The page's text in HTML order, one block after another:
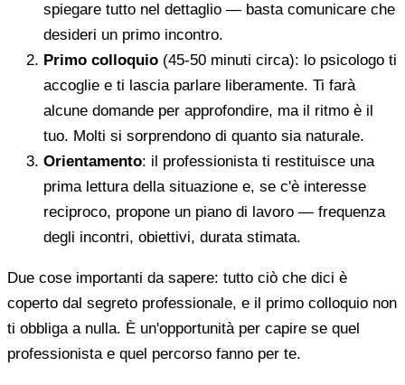
spiegare tutto nel dettaglio — basta comunicare che
desideri un primo incontro.
Primo colloquio (45-50 minuti circa): lo psicologo ti
accoglie e ti lascia parlare liberamente. Ti farà
alcune domande per approfondire, ma il ritmo è il
tuo. Molti si sorprendono di quanto sia naturale.
Orientamento: il professionista ti restituisce una
prima lettura della situazione e, se c'è interesse
reciproco, propone un piano di lavoro — frequenza
degli incontri, obiettivi, durata stimata.
Due cose importanti da sapere: tutto ciò che dici è
coperto dal segreto professionale, e il primo colloquio non
ti obbliga a nulla. È un'opportunità per capire se quel
professionista e quel percorso fanno per te.